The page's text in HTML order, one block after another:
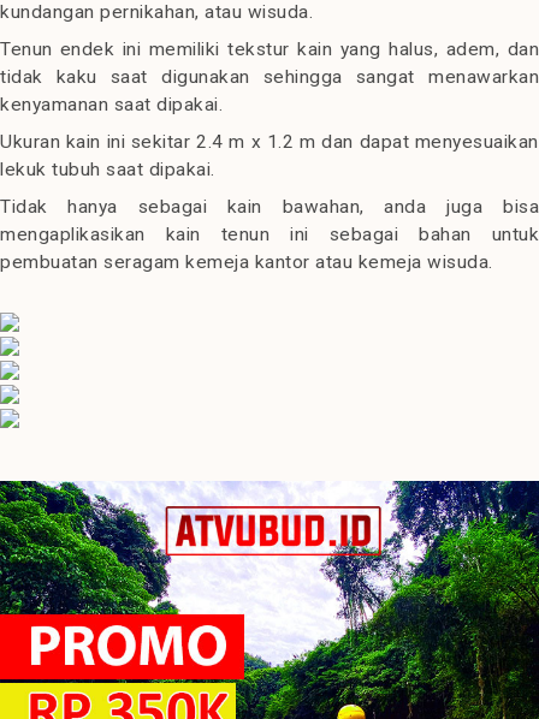
kundangan pernikahan, atau wisuda.
Tenun endek ini memiliki tekstur kain yang halus, adem, dan
tidak kaku saat digunakan sehingga sangat menawarkan
kenyamanan saat dipakai.
Ukuran kain ini sekitar 2.4 m x 1.2 m dan dapat menyesuaikan
lekuk tubuh saat dipakai.
Tidak hanya sebagai kain bawahan, anda juga bisa
mengaplikasikan kain tenun ini sebagai bahan untuk
pembuatan seragam kemeja kantor atau kemeja wisuda.